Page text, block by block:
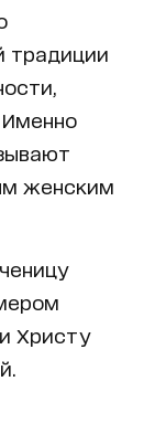
традиции
женским
Христу